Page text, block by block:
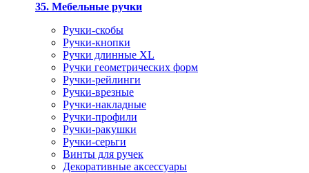
35. Мебельные ручки
Ручки-скобы
Ручки-кнопки
Ручки длинные XL
Ручки геометрических форм
Ручки-рейлинги
Ручки-врезные
Ручки-накладные
Ручки-профили
Ручки-ракушки
Ручки-серьги
Винты для ручек
Декоративные аксессуары